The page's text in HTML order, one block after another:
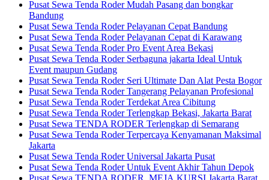
Pusat Sewa Tenda Roder Mudah Pasang dan bongkar
Bandung
Pusat Sewa Tenda Roder Pelayanan Cepat Bandung
Pusat Sewa Tenda Roder Pelayanan Cepat di Karawang
Pusat Sewa Tenda Roder Pro Event Area Bekasi
Pusat Sewa Tenda Roder Serbaguna jakarta Ideal Untuk
Event maupun Gudang
Pusat Sewa Tenda Roder Seri Ultimate Dan Alat Pesta Bogor
Pusat Sewa Tenda Roder Tangerang Pelayanan Profesional
Pusat Sewa Tenda Roder Terdekat Area Cibitung
Pusat Sewa Tenda Roder Terlengkap Bekasi, Jakarta Barat
Pusat Sewa TENDA RODER Terlengkap di Semarang
Pusat Sewa Tenda Roder Terpercaya Kenyamanan Maksimal
Jakarta
Pusat Sewa Tenda Roder Universal Jakarta Pusat
Pusat Sewa Tenda Roder Untuk Event Akhir Tahun Depok
Pusat Sewa TENDA RODER, MEJA,KURSI Jakarta Barat